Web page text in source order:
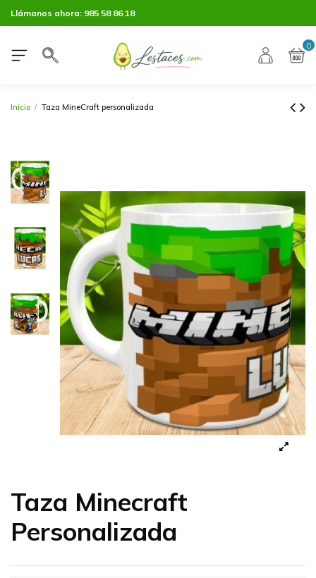
Llámanos ahora: 985 58 86 18
0
Inicio Taza MineCraft personalizada
Taza Minecraft
Personalizada